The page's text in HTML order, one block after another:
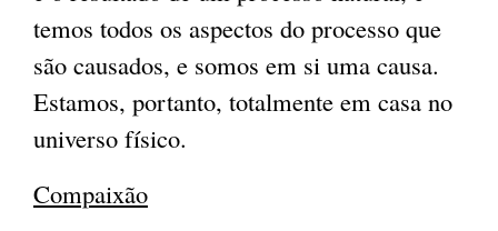
temos todos os aspectos do processo que
são causados, e somos em si uma causa.
Estamos, portanto, totalmente em casa no
universo físico.
Compaixão